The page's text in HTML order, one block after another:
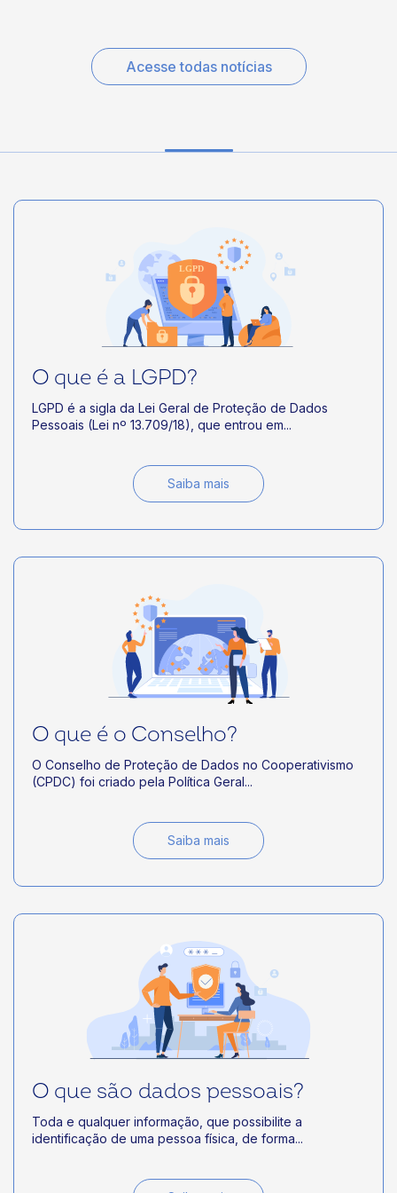
desconhecidos e que demandarão regulação
complementar pela ANPD. Para as cooperativas, tal
realidade reforça a necessidade de adotar uma abordagem
claras).
Acesse todas notícias
O que é a LGPD?
LGPD é a sigla da Lei Geral de Proteção de Dados
Pessoais (Lei nº 13.709/18), que entrou em...
Saiba mais
O que é o Conselho?
O Conselho de Proteção de Dados no Cooperativismo
(CPDC) foi criado pela Política Geral...
Saiba mais
O que são dados pessoais?
Toda e qualquer informação, que possibilite a
identificação de uma pessoa física, de forma...